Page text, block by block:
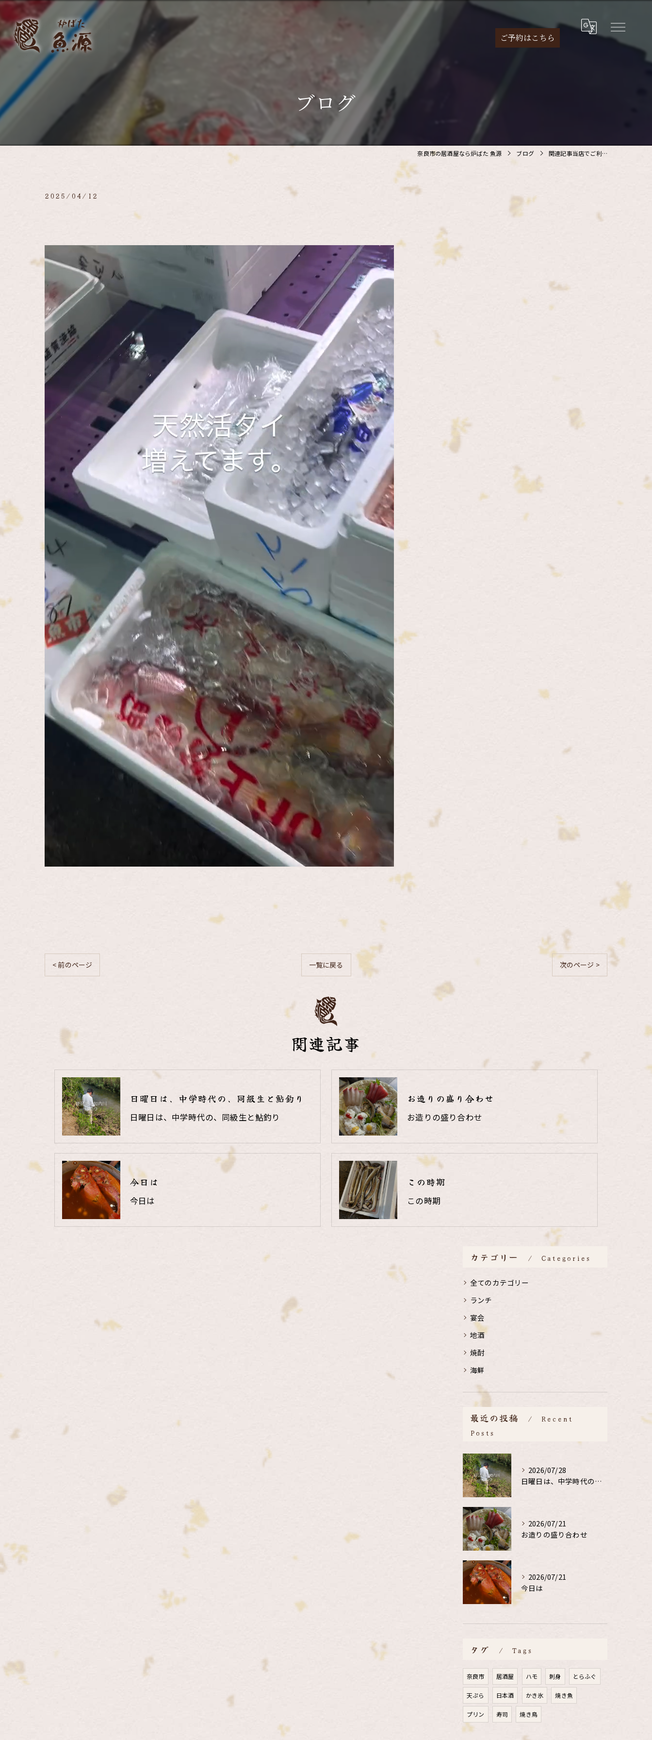
ご予約はこちら
ブログ
奈良市の居酒屋なら炉ばた 魚源 ブログ 関連記事当店でご利…
2025/04/12
< 前のページ 一覧に戻る 次のページ >
関連記事
日曜日は、中学時代の、同級生と鮎釣り
日曜日は、中学時代の、同級生と鮎釣り
お造りの盛り合わせ
お造りの盛り合わせ
今日は
今日は
この時期
この時期
カテゴリー Categories
全てのカテゴリー
ランチ
宴会
地酒
焼酎
海鮮
最近の投稿
Recent
Posts
2026/07/28
日曜日は、中学時代の、同級生と鮎釣り
2026/07/21
お造りの盛り合わせ
2026/07/21
今日は
タグ Tags
奈良市 居酒屋 ハモ 刺身 とらふぐ
天ぷら 日本酒 かき氷 焼き魚
プリン 寿司 焼き鳥